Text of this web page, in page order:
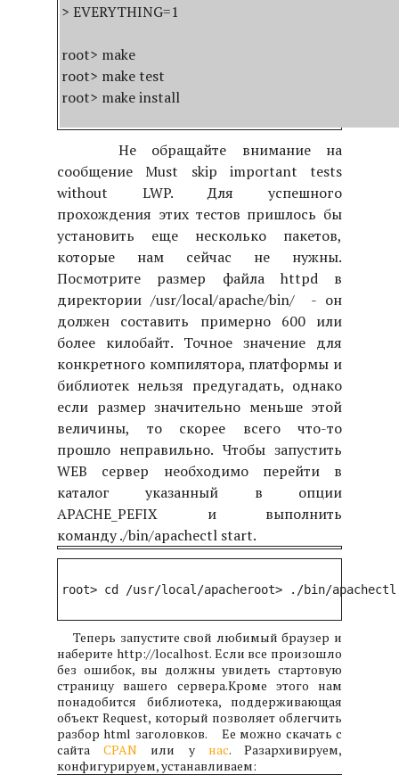
> EVERYTHING=1
root> make
root> make test
root> make install
Не обращайте внимание на
сообщение Must skip important tests
without LWP. Для успешного
прохождения этих тестов пришлось бы
установить еще несколько пакетов,
которые нам сейчас не нужны.
Посмотрите размер файла httpd в
директории /usr/local/apache/bin/ - он
должен составить примерно 600 или
более килобайт. Точное значение для
конкретного компилятора, платформы и
библиотек нельзя предугадать, однако
если размер значительно меньше этой
величины, то скорее всего что-то
прошло неправильно. Чтобы запустить
WEB сервер необходимо перейти в
каталог указанный в опции
APACHE_PEFIX и выполнить
команду ./bin/apachectl start.
root> cd /usr/local/apacheroot> ./bin/
Теперь запустите свой любимый браузер и
наберите http://localhost. Если все произошло
без ошибок, вы должны увидеть стартовую
страницу вашего сервера.Кроме этого нам
понадобится библиотека, поддерживающая
объект Request, который позволяет облегчить
разбор html заголовков.Ее можно скачать с
сайтаCPAN или у нас. Разархивируем,
конфигурируем, устанавливаем: